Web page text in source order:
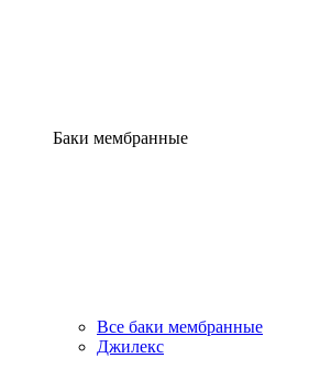
Баки мембранные
Все баки мембранные
Джилекс